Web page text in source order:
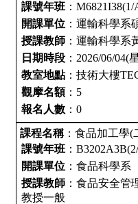
課號年班 ：M6821I38(1/
開課單位 ：運輸科學系
授課教師 ：運輸科學系
日期時段 ：2026/06/04(
教室地點：技術大樓
觀摩名額：5
報名人數 ：0
課程名稱：食品加工學(
課號年班 ：
開課單位 ：食品科學系
授課教師 ：食品安全管
教授一般